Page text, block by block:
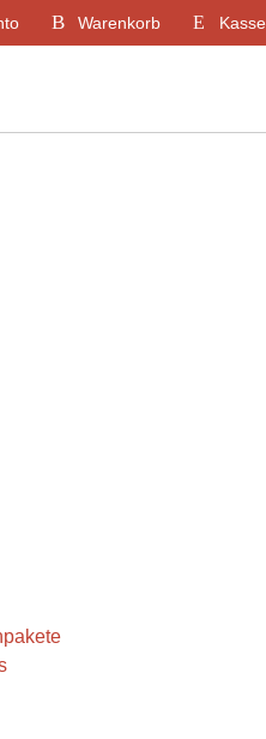
Warenkorb Kasse